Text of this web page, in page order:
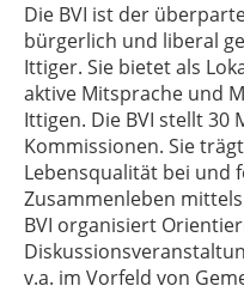
Die BVI ist der
bürgerlich und liberal
Ittiger. Sie bietet als
aktive Mitsprache und
Ittigen. Die BVI stellt 30
Kommissionen. Sie
Lebensqualität bei und
Zusammenleben
BVI organisiert
v.a. im Vorfeld von